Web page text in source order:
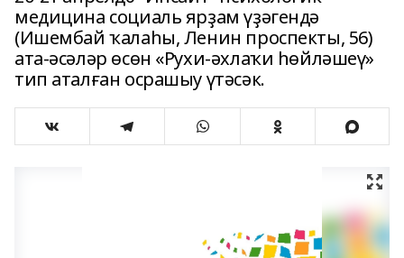
медицина социаль ярҙам үҙәгендә
(Ишембай ҡалаһы, Ленин проспекты, 56)
ата-әсәләр өсөн «Рухи-әхлаҡи һөйләшеү»
тип аталған осрашыу үтәсәк.